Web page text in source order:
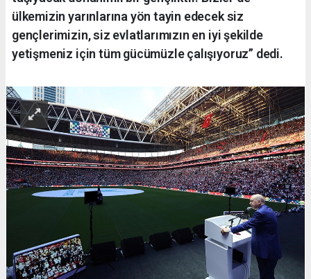
ülkemizin yarınlarına yön tayin edecek siz
gençlerimizin, siz evlatlarımızın en iyi şekilde
yetişmeniz için tüm gücümüzle çalışıyoruz” dedi.